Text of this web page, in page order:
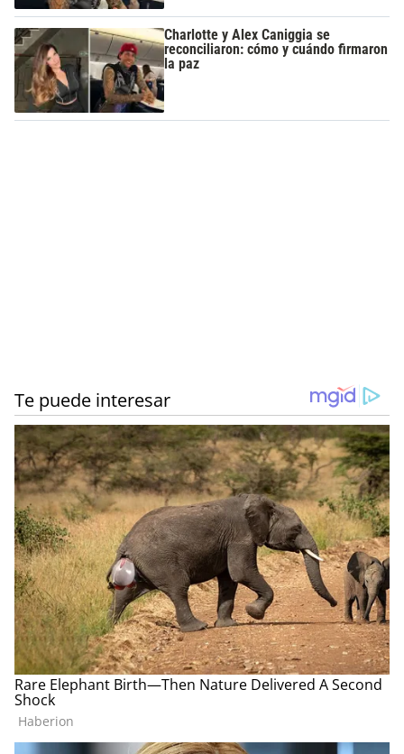
Charlotte y Alex Caniggia se
reconciliaron: cómo y cuándo firmaron
la paz